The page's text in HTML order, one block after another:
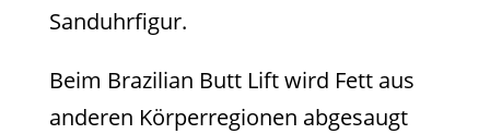
Sanduhrfigur.
Beim Brazilian Butt Lift wird Fett aus
anderen Körperregionen abgesaugt